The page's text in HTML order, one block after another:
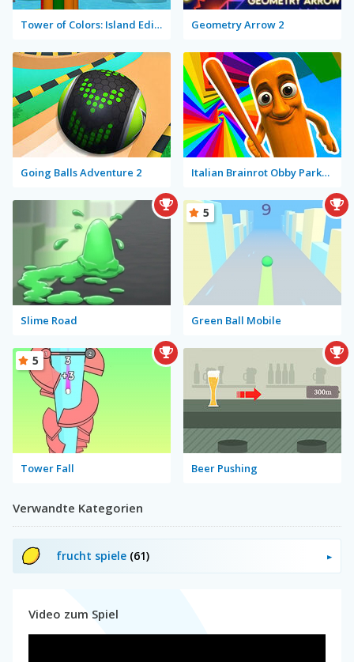
Tower of Colors: Island Edition Geometry Arrow 2
Going Balls Adventure 2 Italian Brainrot Obby Parkour
Slime Road Green Ball Mobile
5
Tower Fall
5
Beer Pushing
Verwandte Kategorien
frucht spiele (61)
Video zum Spiel